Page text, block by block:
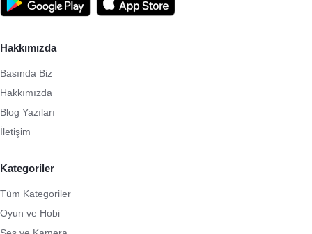
Hakkımızda
Basında Biz
Hakkımızda
Blog Yazıları
İletişim
Kategoriler
Tüm Kategoriler
Oyun ve Hobi